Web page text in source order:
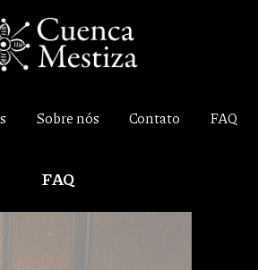
Sobre nós Contato FAQ
FAQ